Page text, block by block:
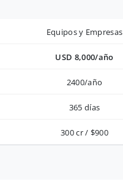
Equipos y Empresas
USD 8,000/año
2400/año
365 días
300 cr / $900